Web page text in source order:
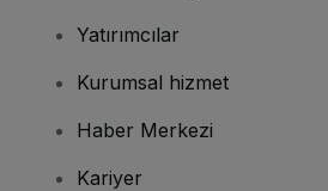
Yatırımcılar
Kurumsal hizmet
Haber Merkezi
Kariyer